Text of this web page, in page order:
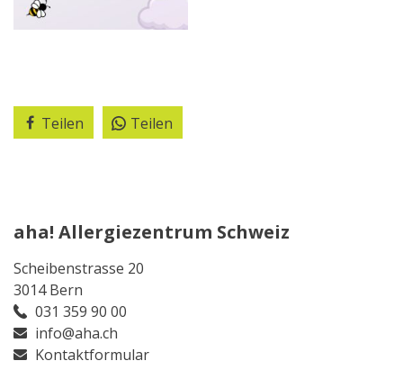
Teilen Teilen
aha! Allergiezentrum Schweiz
Scheibenstrasse 20
3014 Bern
031 359 90 00
info@aha.ch
Kontaktformular